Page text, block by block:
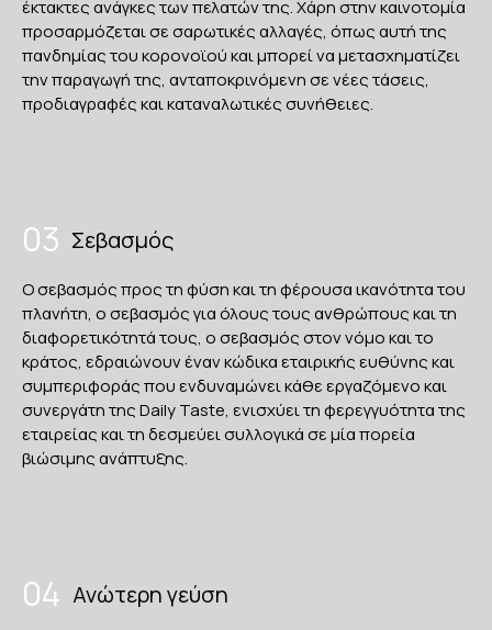
έκτακτες ανάγκες των πελατών της. Χάρη στην καινοτομία
προσαρμόζεται σε σαρωτικές αλλαγές, όπως αυτή της
πανδημίας του κορονοϊού και μπορεί να μετασχηματίζει
την παραγωγή της, ανταποκρινόμενη σε νέες τάσεις,
προδιαγραφές και καταναλωτικές συνήθειες.
03 Σεβασμός
Ο σεβασμός προς τη φύση και τη φέρουσα ικανότητα του
πλανήτη, ο σεβασμός για όλους τους ανθρώπους και τη
διαφορετικότητά τους, ο σεβασμός στον νόμο και το
κράτος, εδραιώνουν έναν κώδικα εταιρικής ευθύνης και
συμπεριφοράς που ενδυναμώνει κάθε εργαζόμενο και
συνεργάτη της Daily Taste, ενισχύει τη φερεγγυότητα της
εταιρείας και τη δεσμεύει συλλογικά σε μία πορεία
βιώσιμης ανάπτυξης.
04 Ανώτερη γεύση